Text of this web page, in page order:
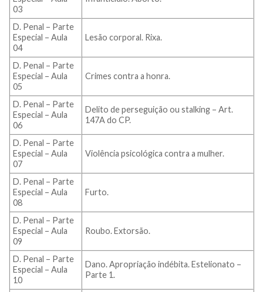
03
D. Penal – Parte
Especial – Aula
04
Lesão corporal. Rixa.
D. Penal – Parte
Especial – Aula
05
Crimes contra a honra.
D. Penal – Parte
Especial – Aula
06
Delito de perseguição ou stalking – Art.
147A do CP.
D. Penal – Parte
Especial – Aula
07
Violência psicológica contra a mulher.
D. Penal – Parte
Especial – Aula
08
Furto.
D. Penal – Parte
Especial – Aula
09
Roubo. Extorsão.
D. Penal – Parte
Especial – Aula
10
Dano. Apropriação indébita. Estelionato –
Parte 1.